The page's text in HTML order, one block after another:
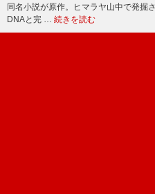
同名小説が原作。ヒマラヤ山中で発掘
DNAと完 … 続きを読む